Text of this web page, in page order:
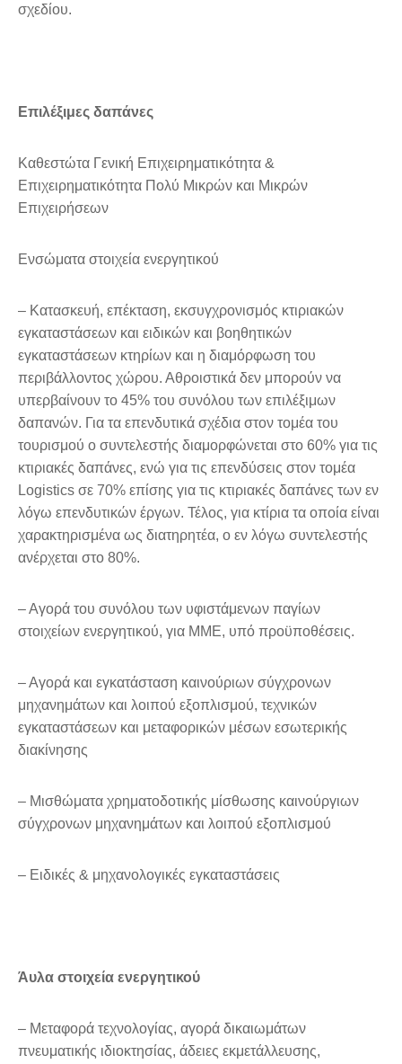
σχεδίου.
Επιλέξιμες δαπάνες
Καθεστώτα Γενική Επιχειρηματικότητα &
Επιχειρηματικότητα Πολύ Μικρών και Μικρών
Επιχειρήσεων
Ενσώματα στοιχεία ενεργητικού
– Κατασκευή, επέκταση, εκσυγχρονισμός κτιριακών
εγκαταστάσεων και ειδικών και βοηθητικών
εγκαταστάσεων κτηρίων και η διαμόρφωση του
περιβάλλοντος χώρου. Αθροιστικά δεν μπορούν να
υπερβαίνουν το 45% του συνόλου των επιλέξιμων
δαπανών. Για τα επενδυτικά σχέδια στον τομέα του
τουρισμού ο συντελεστής διαμορφώνεται στο 60% για τις
κτιριακές δαπάνες, ενώ για τις επενδύσεις στον τομέα
Logistics σε 70% επίσης για τις κτιριακές δαπάνες των εν
λόγω επενδυτικών έργων. Τέλος, για κτίρια τα οποία είναι
χαρακτηρισμένα ως διατηρητέα, ο εν λόγω συντελεστής
ανέρχεται στο 80%.
– Αγορά του συνόλου των υφιστάμενων παγίων
στοιχείων ενεργητικού, για ΜΜΕ, υπό προϋποθέσεις.
– Αγορά και εγκατάσταση καινούριων σύγχρονων
μηχανημάτων και λοιπού εξοπλισμού, τεχνικών
εγκαταστάσεων και μεταφορικών μέσων εσωτερικής
διακίνησης
– Μισθώματα χρηματοδοτικής μίσθωσης καινούργιων
σύγχρονων μηχανημάτων και λοιπού εξοπλισμού
– Ειδικές & μηχανολογικές εγκαταστάσεις
Άυλα στοιχεία ενεργητικού
– Μεταφορά τεχνολογίας, αγορά δικαιωμάτων
πνευματικής ιδιοκτησίας, άδειες εκμετάλλευσης,